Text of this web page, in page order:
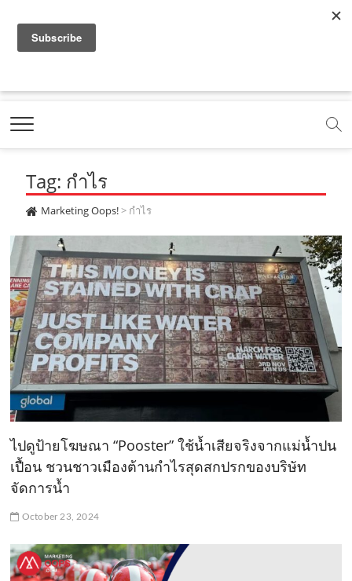
a
e
b
o
o
k
.
c
o
m
o
t
b
e
.
c
o
m
.
o
e
m
e
t
g
a
m
.
c
o
m
t
k
c
o
m
Marketing Oops!
DIGITAL | CREATIVE | ADVERTISING | CAMPAIGN |
Tag: กำไร
Marketing Oops!> กำไร
ไปดูป้ายโฆษณา “Pooster” ใช้น้ำเสียจริงจากแม่น้ำปน
เปื้อน ชวนชาวเมืองต้านกำไรสุดสกปรกของบริษัท
จัดการน้ำ
October 23, 2024